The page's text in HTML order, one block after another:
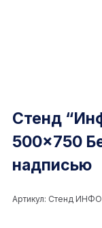
Стенд
500×750
надписью
Артикул: Стенд ИНФО